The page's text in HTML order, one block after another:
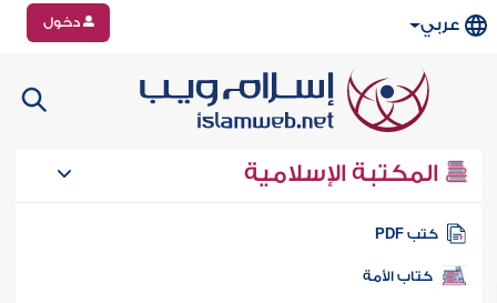
عربي دخول
المكتبة الإسلامية
كتب PDF